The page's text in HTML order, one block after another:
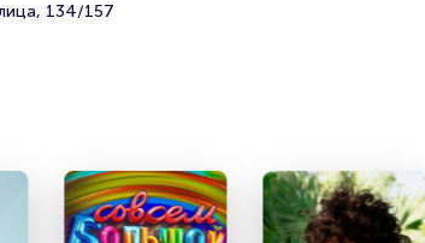
ссылки
134/157